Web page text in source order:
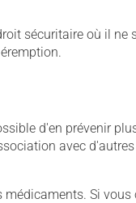
sécuritaire où il ne
d'en prévenir
avec
Si